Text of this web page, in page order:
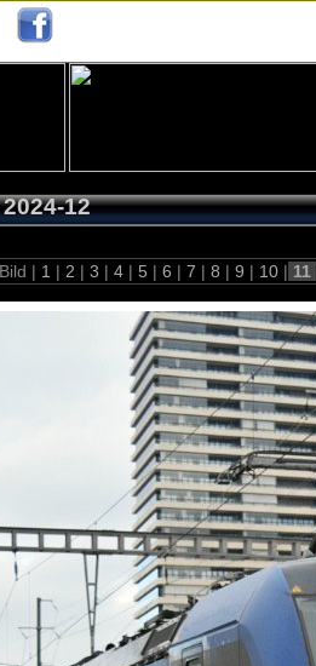
2024-12
Bild | 1 | 2 | 3 | 4 | 5 | 6 | 7 | 8 | 9 | 10 | 11